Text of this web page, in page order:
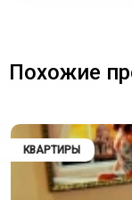
Похожие
КВАРТИРЫ